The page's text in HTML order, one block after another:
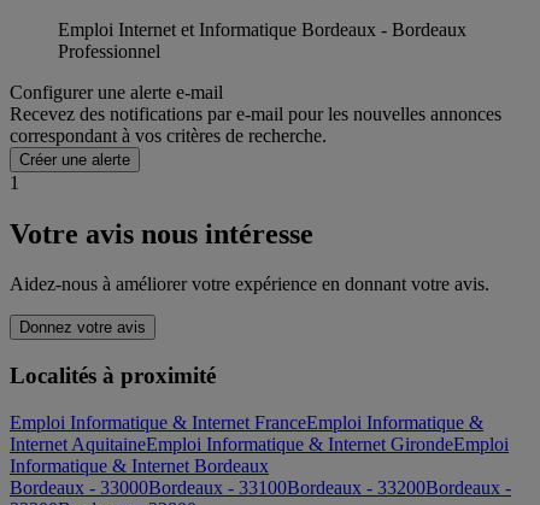
Emploi Internet et Informatique Bordeaux - Bordeaux
Professionnel
Configurer une alerte e-mail
Recevez des notifications par e-mail pour les nouvelles annonces
correspondant à vos critères de recherche.
Créer une alerte
1
Votre avis nous intéresse
Aidez-nous à améliorer votre expérience en donnant votre avis.
Donnez votre avis
Localités à proximité
Emploi Informatique & Internet FranceEmploi Informatique &
Internet AquitaineEmploi Informatique & Internet GirondeEmploi
Informatique & Internet Bordeaux
Bordeaux - 33000Bordeaux - 33100Bordeaux - 33200Bordeaux -